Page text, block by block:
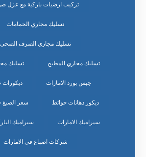
تركيب ارضيات باركية مع عزل
تسليك مجاري الحمامات
تسليك مجاري الصرف الصحي
تسليك مجاري المطبخ تسليك
جبس بورد الامارات
ديكور دهانات حوائط سعر الصبغ
سيراميك الامارات سيراميك
شركات اصباغ في الامارات